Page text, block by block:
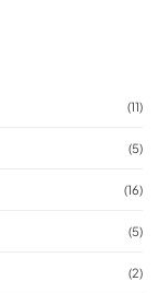
(11)
(5)
(16)
(5)
(2)